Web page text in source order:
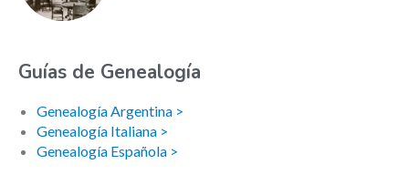
Guías de Genealogía
Genealogía Argentina >
Genealogía Italiana >
Genealogía Española >